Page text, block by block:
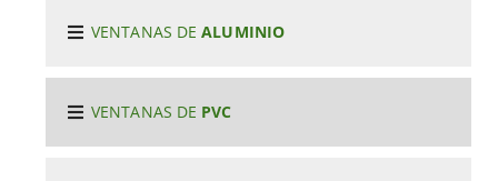
VENTANAS DEALUMINIO
VENTANAS DE PVC